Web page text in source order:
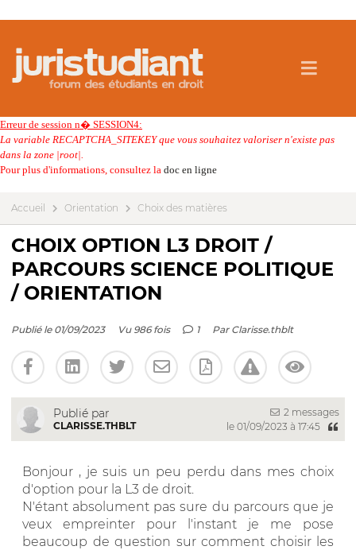
Erreur de session n� SESSION4:
La variable RECAPTCHA_SITEKEY que vous souhaitez valoriser n'existe pas
dans la zone |root|.
Pour plus d'informations, consultez la doc en ligne
Accueil Orientation Choix des matières
CHOIX OPTION L3 DROIT /
PARCOURS SCIENCE POLITIQUE
/ ORIENTATION
Publié le 01/09/2023 Vu 986 fois 1 Par Clarisse.thblt
Publié par
CLARISSE.THBLT
2 messages
le 01/09/2023 à 17:45
Bonjour , je suis un peu perdu dans mes choix
d'option pour la L3 de droit.
N'étant absolument pas sure du parcours que je
veux empreinter pour l'instant je me pose
beaucoup de question sur comment choisir les